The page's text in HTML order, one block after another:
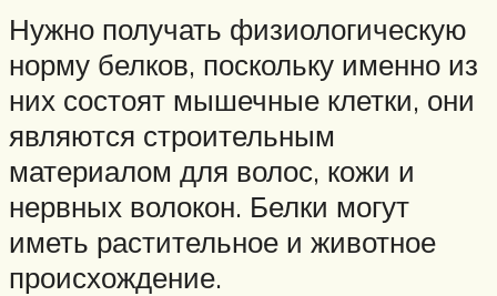
Нужно получать физиологическую
норму белков, поскольку именно из
них состоят мышечные клетки, они
являются строительным
материалом для волос, кожи и
нервных волокон. Белки могут
иметь растительное и животное
происхождение.